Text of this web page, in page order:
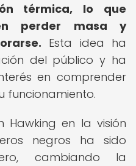
térmica, lo que
perder masa y
Esta idea ha
del público y ha
en comprender
funcionamiento.
Hawking en la visión
negros ha sido
cambiando la